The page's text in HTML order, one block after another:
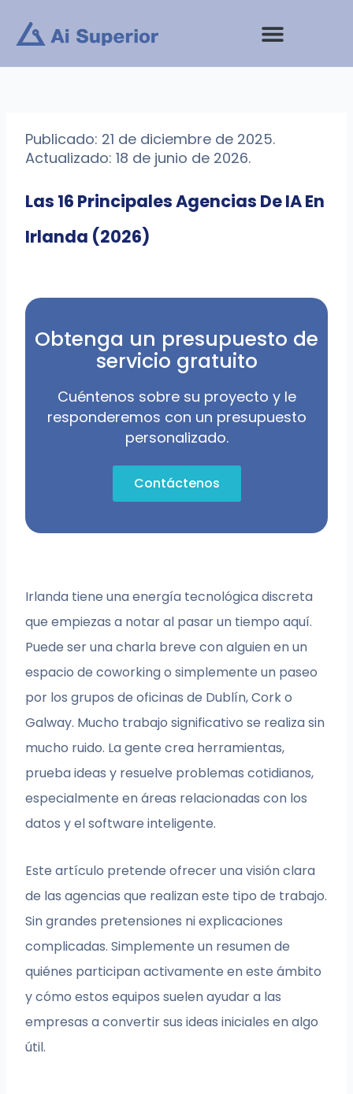
contenido
Publicado: 21 de diciembre de 2025.
Actualizado: 18 de junio de 2026.
Las 16 Principales Agencias De IA En
Irlanda (2026)
Obtenga un presupuesto de
servicio gratuito
Cuéntenos sobre su proyecto y le
responderemos con un presupuesto
personalizado.
Contáctenos
Irlanda tiene una energía tecnológica discreta
que empiezas a notar al pasar un tiempo aquí.
Puede ser una charla breve con alguien en un
espacio de coworking o simplemente un paseo
por los grupos de oficinas de Dublín, Cork o
Galway. Mucho trabajo significativo se realiza sin
mucho ruido. La gente crea herramientas,
prueba ideas y resuelve problemas cotidianos,
especialmente en áreas relacionadas con los
datos y el software inteligente.
Este artículo pretende ofrecer una visión clara
de las agencias que realizan este tipo de trabajo.
Sin grandes pretensiones ni explicaciones
complicadas. Simplemente un resumen de
quiénes participan activamente en este ámbito
y cómo estos equipos suelen ayudar a las
empresas a convertir sus ideas iniciales en algo
útil.